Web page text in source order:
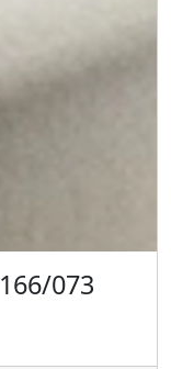
073